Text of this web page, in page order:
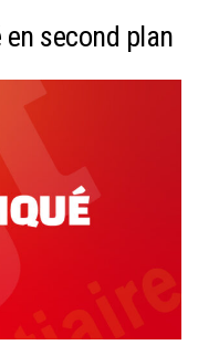
en second plan